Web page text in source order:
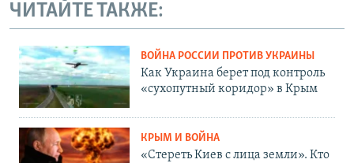
ЧИТАЙТЕ ТАКЖЕ:
ВОЙНА РОССИИ ПРОТИВ УКРАИНЫ
Как Украина берет под контроль
«сухопутный коридор» в Крым
КРЫМ И ВОЙНА
«Стереть Киев с лица земли». Кто